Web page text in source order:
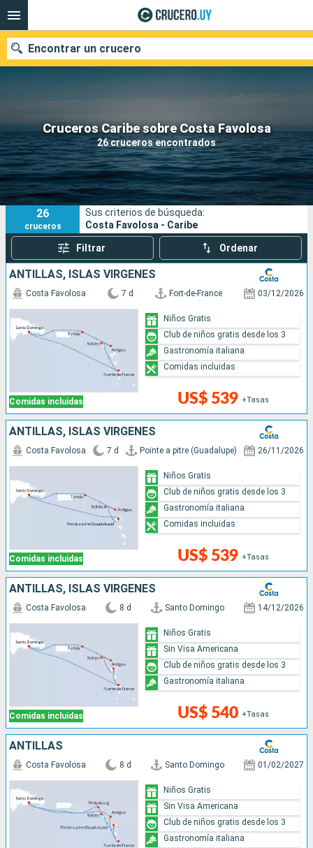
Cruceros Caribe sobre Costa Favolosa
26 cruceros encontrados
Encontrar un crucero
Nuestros destinos
Fecha de salida
Puertos Compañías
Buscar
26
cruceros
Sus criterios de búsqueda:
Costa Favolosa - Caribe
Filtrar Ordenar
ANTILLAS, ISLAS VÍRGENES
Comidas incluidas
Costa Favolosa 7 d Fort-de-France 03/12/2026
US$ 539 +Tasas
Niños Gratis
Club de niños gratis desde los 3
Gastronomía italiana
Comidas incluidas
ANTILLAS, ISLAS VÍRGENES
Comidas incluidas
Costa Favolosa 7 d Pointe a pitre (Guadalupe) 26/11/2026
US$ 539 +Tasas
Niños Gratis
Club de niños gratis desde los 3
Gastronomía italiana
Comidas incluidas
ANTILLAS, ISLAS VÍRGENES
Comidas incluidas
Costa Favolosa 8 d Santo Domingo 14/12/2026
US$ 540 +Tasas
Niños Gratis
Sin Visa Americana
Club de niños gratis desde los 3
Gastronomía italiana
ANTILLAS
Costa Favolosa 8 d Santo Domingo 01/02/2027
Niños Gratis
Sin Visa Americana
Club de niños gratis desde los 3
Gastronomía italiana